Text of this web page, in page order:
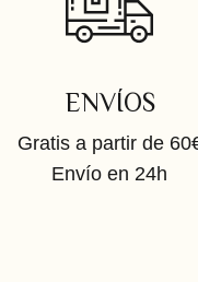
ENVÍOS
Gratis a partir de
Envío en 24h